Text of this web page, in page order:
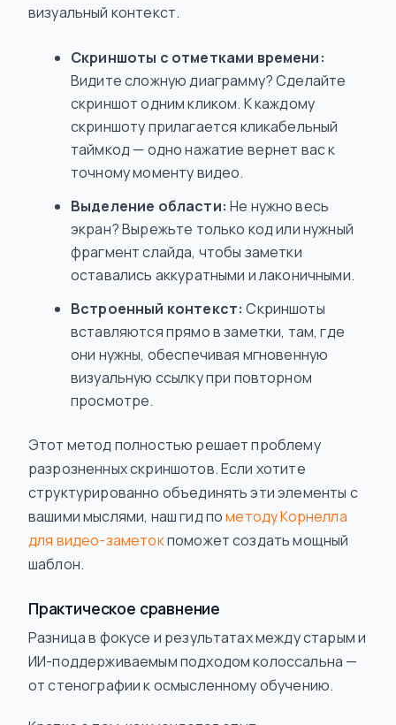
визуальный контекст.
Скриншоты с отметками времени:
Видите сложную диаграмму? Сделайте
скриншот одним кликом. К каждому
скриншоту прилагается кликабельный
таймкод — одно нажатие вернет вас к
точному моменту видео.
Выделение области: Не нужно весь
экран? Вырежьте только код или нужный
фрагмент слайда, чтобы заметки
оставались аккуратными и лаконичными.
Встроенный контекст: Скриншоты
вставляются прямо в заметки, там, где
они нужны, обеспечивая мгновенную
визуальную ссылку при повторном
просмотре.
Этот метод полностью решает проблему
разрозненных скриншотов. Если хотите
структурированно объединять эти элементы с
вашими мыслями, наш гид пометоду Корнелла
для видео-заметокпоможет создать мощный
шаблон.
Практическое сравнение
Разница в фокусе и результатах между старым и
ИИ-поддерживаемым подходом колоссальна —
от стенографии к осмысленному обучению.